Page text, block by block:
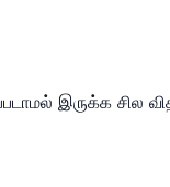
இருக்க சில